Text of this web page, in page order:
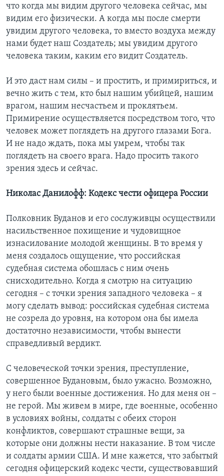
что когда мы видим другого человека сейчас, мы
видим его физически. А когда мы после смерти
увидим другого человека, то вместо воздуха между
нами будет наш Создатель; мы увидим другого
человека таким, каким его видит Создатель.
И это даст нам силы – и простить, и примириться, и
вечно жить с тем, кто был нашим убийцей, нашим
врагом, нашим несчастьем и проклятьем.
Примирение осуществляется посредством того, что
человек может поглядеть на другого глазами Бога.
И не надо ждать, пока мы умрем, чтобы так
поглядеть на своего врага. Надо просить такого
зрения здесь и сейчас.
Николас Данилофф: Кодекс чести офицера России
Полковник Буданов и его сослуживцы осуществили
насильственное похищение и чудовищное
изнасилование молодой женщины. В то время у
меня создалось ощущение, что российская
судебная система обошлась с ним очень
снисходительно. Когда я смотрю на ситуацию
сегодня – с точки зрения западного человека – я
могу сделать вывод: российская судебная система
не созрела до уровня, на котором она бы имела
достаточно независимости, чтобы вынести
справедливый вердикт.
С человеческой точки зрения, преступление,
совершенное Будановым, было ужасно. Возможно,
у него были военные достижения. Но для меня он –
не герой. Мы живем в мире, где военные, особенно
в условиях войны, солдаты с обеих сторон
конфликтов, совершают страшные вещи, за
которые они должны нести наказание. В том числе
и солдаты армии США. И мне кажется, что забытый
сегодня офицерский кодекс чести, существовавший